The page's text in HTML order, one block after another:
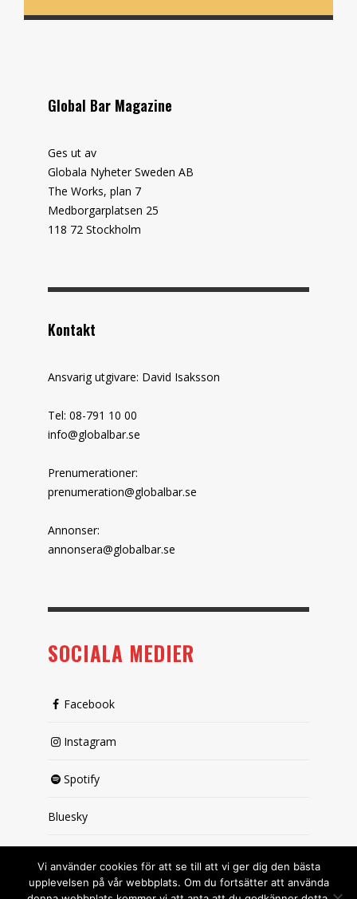
Global Bar Magazine
Ges ut av
Globala Nyheter Sweden AB
The Works, plan 7
Medborgarplatsen 25
118 72 Stockholm
Kontakt
Ansvarig utgivare: David Isaksson
Tel: 08-791 10 00
info@globalbar.se
Prenumerationer:
prenumeration@globalbar.se
Annonser:
annonsera@globalbar.se
SOCIALA MEDIER
Facebook
Instagram
Spotify
Bluesky
Vi använder cookies för att se till att vi ger dig den bästa
upplevelsen på vår webbplats. Om du fortsätter att använda